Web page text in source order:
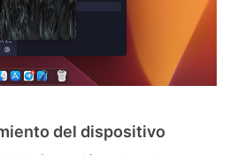
del dispositivo